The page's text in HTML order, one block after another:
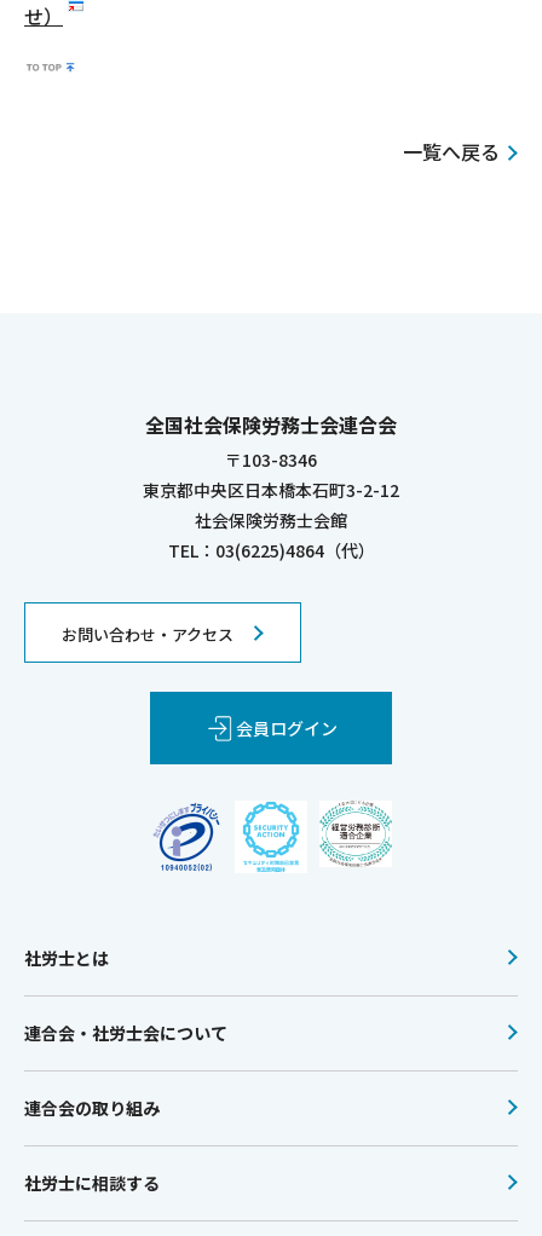
せ）
一覧へ戻る
全国社会保険労務士会連合会
〒103-8346
東京都中央区日本橋本石町3-2-12
社会保険労務士会館
TEL：03(6225)4864（代）
お問い合わせ・アクセス
会員ログイン
社労士とは
連合会・社労士会について
連合会の取り組み
社労士に相談する